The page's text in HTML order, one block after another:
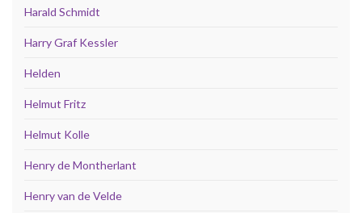
Harald Schmidt
Harry Graf Kessler
Helden
Helmut Fritz
Helmut Kolle
Henry de Montherlant
Henry van de Velde